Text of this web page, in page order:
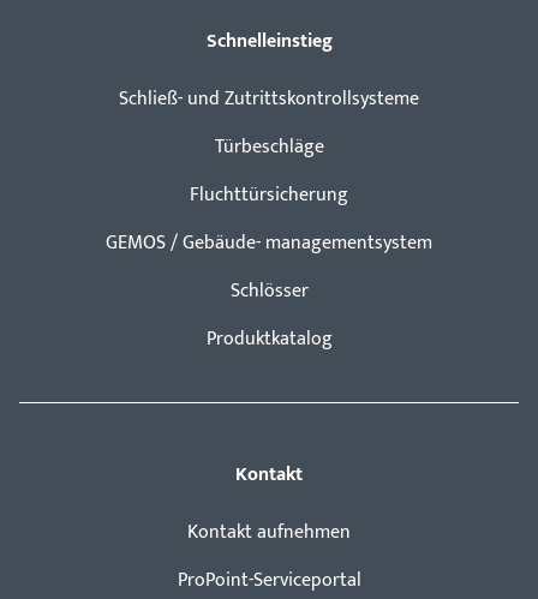
Schnelleinstieg
Schließ- und Zutrittskontrollsysteme
Türbeschläge
Fluchttürsicherung
GEMOS / Gebäude- managementsystem
Schlösser
Produktkatalog
Kontakt
Kontakt aufnehmen
ProPoint-Serviceportal